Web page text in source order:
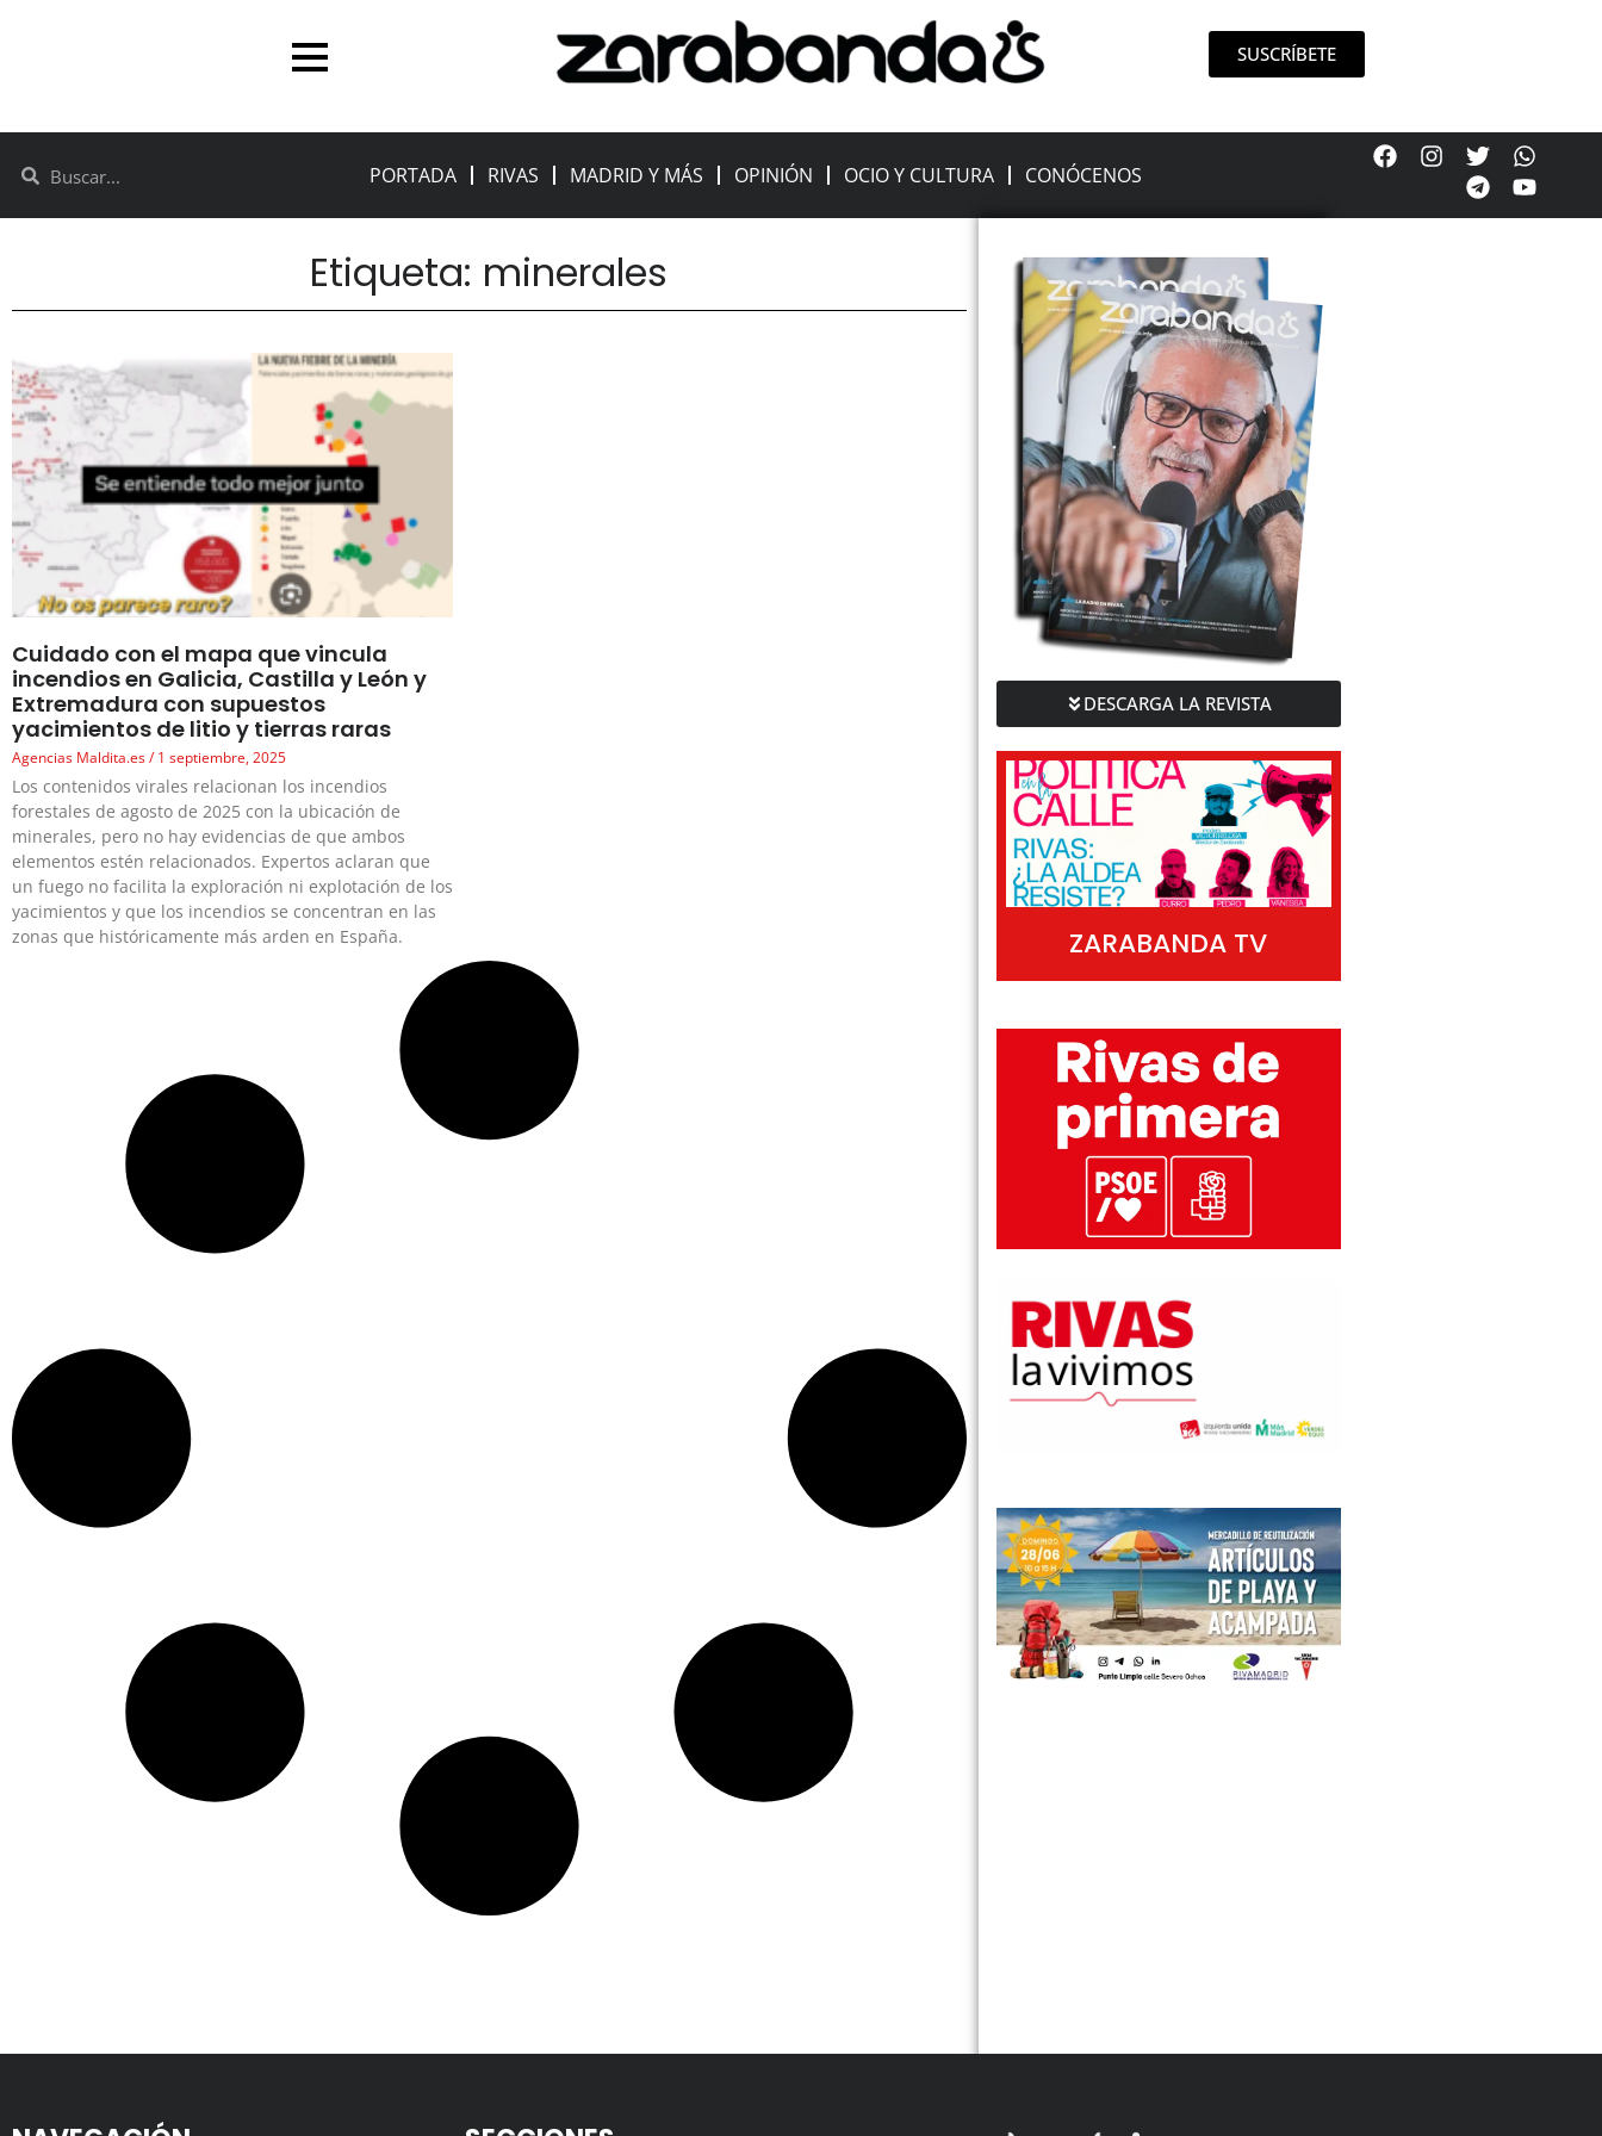
SUSCRÍBETE
PORTADA RIVAS MADRID Y MÁS OPINIÓN OCIO Y CULTURA CONÓCENOS
Etiqueta: minerales
Cuidado con el mapa que vincula
incendios en Galicia, Castilla y León y
Extremadura con supuestos
yacimientos de litio y tierras raras
Agencias Maldita.es 1 septiembre, 2025
Los contenidos virales relacionan los incendios
forestales de agosto de 2025 con la ubicación de
minerales, pero no hay evidencias de que ambos
elementos estén relacionados. Expertos aclaran que
un fuego no facilita la exploración ni explotación de los
yacimientos y que los incendios se concentran en las
zonas que históricamente más arden en España.
DESCARGA LA REVISTA
ZARABANDA TV